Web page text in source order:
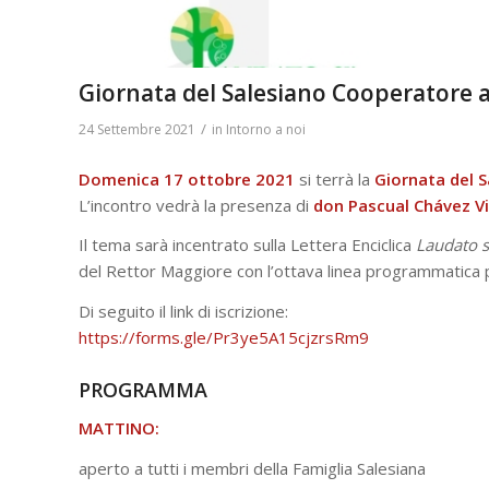
Giornata del Salesiano Cooperatore
24 Settembre 2021 / in Intorno a noi
Domenica 17 ottobre 2021 si terrà la Giornata del
L’incontro vedrà la presenza di don Pascual Chávez
Il tema sarà incentrato sulla Lettera Enciclica Laudato
del Rettor Maggiore con l’ottava linea programmatica
Di seguito il link di iscrizione:
https://forms.gle/Pr3ye5A15cjzrsRm9
PROGRAMMA
MATTINO:
aperto a tutti i membri della Famiglia Salesiana